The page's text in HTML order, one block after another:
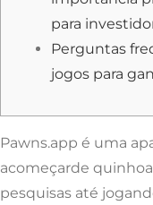
para
Perguntas
jogos para
Pawns.app é uma
acomeçarde
pesquisas até